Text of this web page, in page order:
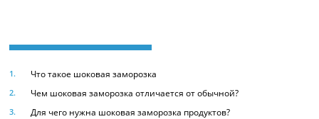
Что такое шоковая заморозка
Чем шоковая заморозка отличается от обычной?
Для чего нужна шоковая заморозка продуктов?